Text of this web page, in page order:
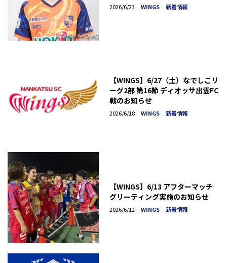
2026/6/23 WINGS 新着情報
【WINGS】6/27（土）なでしこリ
ーグ2部 第16節 ディオッサ出雲FC
戦のお知らせ
2026/6/18 WINGS 新着情報
【WINGS】6/13 アフターマッチ
グリーティング実施のお知らせ
2026/6/12 WINGS 新着情報